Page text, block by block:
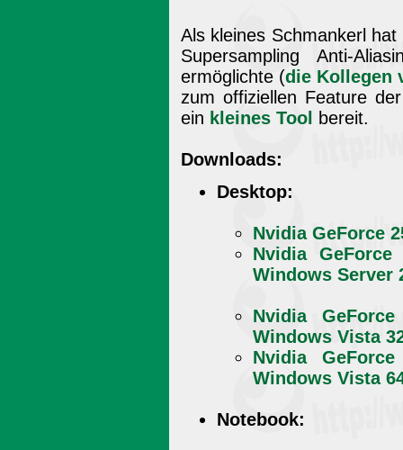
Als kleines Schmankerl
Supersampling Anti-
ermöglichte (die Kollegen
zum offiziellen Feature
ein kleines Tool bereit.
Downloads:
Desktop:
Nvidia GeForce
Nvidia
Windows Server
Nvidia
Windows Vista
Nvidia
Windows Vista
Notebook: